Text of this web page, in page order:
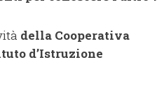
della Cooperativa
d’Istruzione